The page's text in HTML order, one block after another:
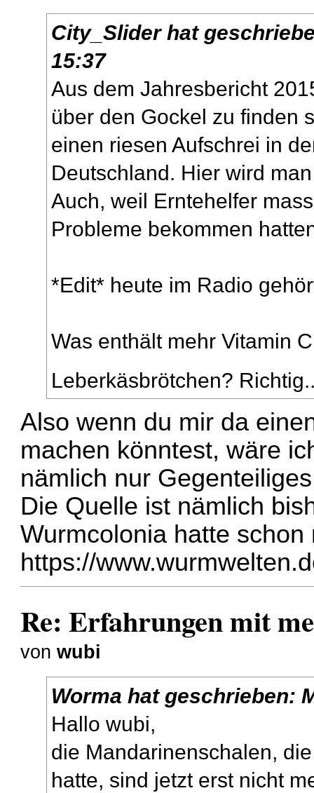
City_Sliderhat
15:37
Aus dem Jahresbericht
über den Gockel zu finden
einen riesen Aufschrei in
Deutschland. Hier wird
Auch, weil Erntehelfer
Probleme bekommen
*Edit* heute im Radio
Was enthält mehr Vitamin
Leberkäsbrötchen?
Also wenn du mir da
machen könntest, wäre
nämlich nur
Die Quelle ist nämlich
Wurmcolonia hatte schon
https://
Re: Erfahrungen mit
vonwubi
Worma hat geschrieben:
Hallo wubi,
die Mandarinenschalen,
hatte, sind jetzt erst nicht